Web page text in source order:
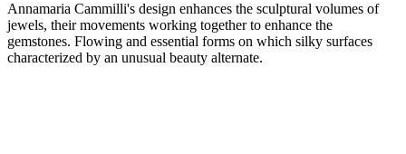
Annamaria Cammilli's design enhances the sculptural volumes of
jewels, their movements working together to enhance the
gemstones. Flowing and essential forms on which silky surfaces
characterized by an unusual beauty alternate.